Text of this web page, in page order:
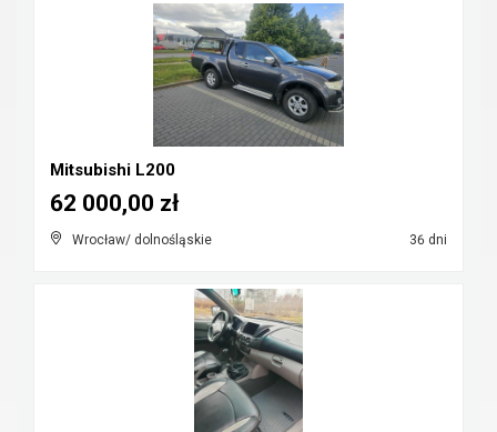
Mitsubishi L200
Wrocław/ dolnośląskie 36 dni
62 000,00 zł